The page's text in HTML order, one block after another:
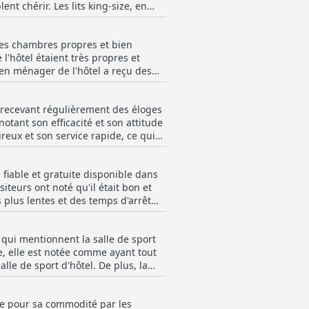
par les commentaires
particulièrement spacieux
élégant, contribuant à une
sont bien accueillies,
que les normes élevées
des affaires (CBD) et le bar
l'hébergement. Dans
luxueux et leurs équipements
élégant et confortable en
chérir. Les lits king-size, en
comme les plus confortables
une légère variation dans
entoure la qualité des lits. La
et douillets. La sensation de
de linge de lit sale ait fait
les clients. La présence de
dépassent, leurs attentes, la
chambres propres et bien
l'hôtel étaient très propres et
ménager de l'hôtel a reçu des
confortables et bien
bains ont été fréquemment
des oublis occasionnels comme
de propreté par ailleurs
et la satisfaction des
régulièrement des éloges
son efficacité et son attitude
et son service rapide, ce qui
se surpassant pour
d'interactions moins serviables,
des réservations à la
haute qualité est évident dans
fiable et gratuite disponible dans
ont noté qu'il était bon et
plus lentes et des temps d'arrêt
pendant quelques jours et le
des voyageurs, le WiFi du QT
constante dans tout
mentionnent la salle de sport
elle est notée comme ayant tout
de sport d'hôtel. De plus, la
des opinions mitigées, certaines
les expériences des clients.
adéquation à une bonne
pour sa commodité par les